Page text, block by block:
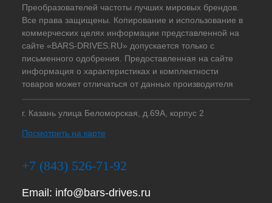
Преобразователей частоты лучших мировых брендов.
Все права защищены. Копирование и использование в
коммерческих целях информации представленной на
сайте «BARS-DRIVES.RU» допускается только с
письменного одобрения. Предоставленная на сайте
информация о характеристиках и комплектности
товаров может отличаться от данных производителя
г. Казань улица Беломорская, д.69А, корпус 2
Посмотреть на карте
+7 (843) 526-71-92
Email: info@bars-drives.ru